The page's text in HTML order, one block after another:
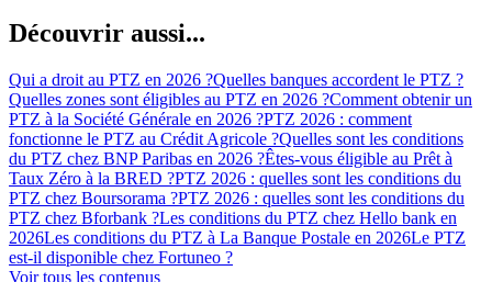
Découvrir aussi...
Qui a droit au PTZ en 2026 ?Quelles banques accordent le PTZ ?
Quelles zones sont éligibles au PTZ en 2026 ?Comment obtenir un
PTZ à la Société Générale en 2026 ?PTZ 2026 : comment
fonctionne le PTZ au Crédit Agricole ?Quelles sont les conditions
du PTZ chez BNP Paribas en 2026 ?Êtes-vous éligible au Prêt à
Taux Zéro à la BRED ?PTZ 2026 : quelles sont les conditions du
PTZ chez Boursorama ?PTZ 2026 : quelles sont les conditions du
PTZ chez Bforbank ?Les conditions du PTZ chez Hello bank en
2026Les conditions du PTZ à La Banque Postale en 2026Le PTZ
est-il disponible chez Fortuneo ?
Voir tous les contenus